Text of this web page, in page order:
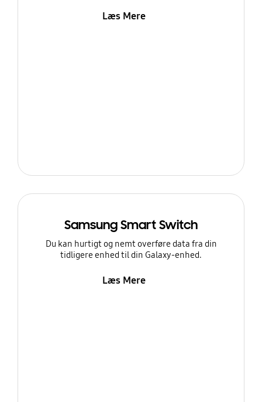
Læs Mere
Samsung Smart Switch
Du kan hurtigt og nemt overføre data fra din
tidligere enhed til din Galaxy-enhed.
Læs Mere